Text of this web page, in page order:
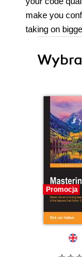
make you
taking on
Promocja